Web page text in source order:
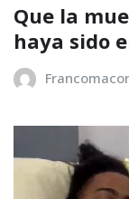
Que la
haya sido